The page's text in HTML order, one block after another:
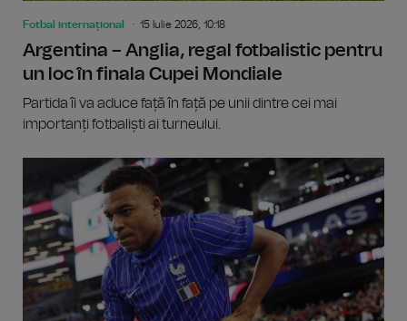
Fotbal internațional 15 Iulie 2026, 10:18
Argentina – Anglia, regal fotbalistic pentru
un loc în finala Cupei Mondiale
Partida îi va aduce față în față pe unii dintre cei mai
importanți fotbaliști ai turneului.